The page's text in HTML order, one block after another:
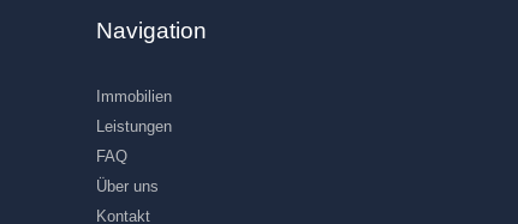
Navigation
Immobilien
Leistungen
FAQ
Über uns
Kontakt